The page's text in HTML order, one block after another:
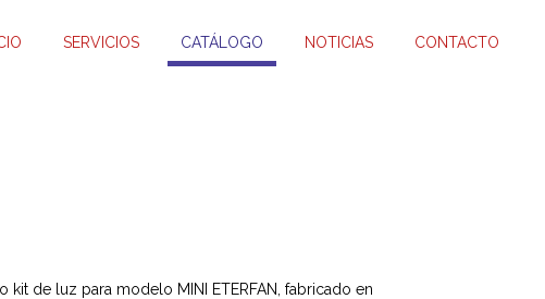
SERVICIOS CATÁLOGO NOTICIAS CONTACTO
kit de luz para modelo MINI ETERFAN, fabricado en